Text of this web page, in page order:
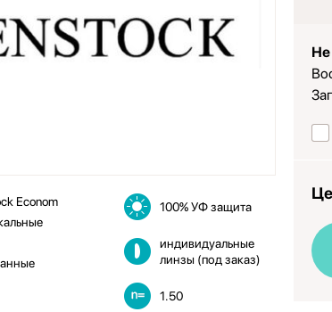
Econom
100% УФ защита
индивидуальные
линзы (под заказ)
1.50
Не